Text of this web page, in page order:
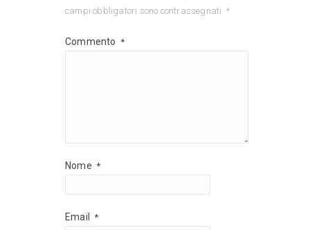
campi obbligatori sono contrassegnati *
Commento *
Nome *
Email *